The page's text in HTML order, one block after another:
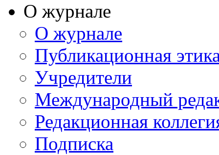
О журнале
О журнале
Публикационная
Учредители
Международный
Редакционная
Подписка